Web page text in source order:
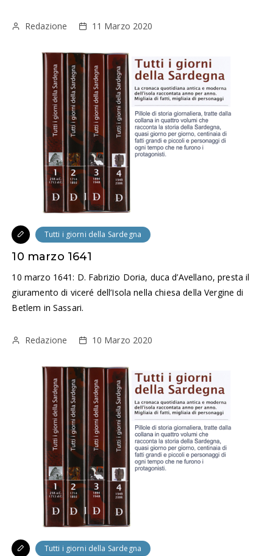
Redazione 11 Marzo 2020
Tutti i giorni della Sardegna
10 marzo 1641
10 marzo 1641: D. Fabrizio Doria, duca d’Avellano, presta il
giuramento di viceré dell’Isola nella chiesa della Vergine di
Betlem in Sassari.
Redazione 10 Marzo 2020
Tutti i giorni della Sardegna